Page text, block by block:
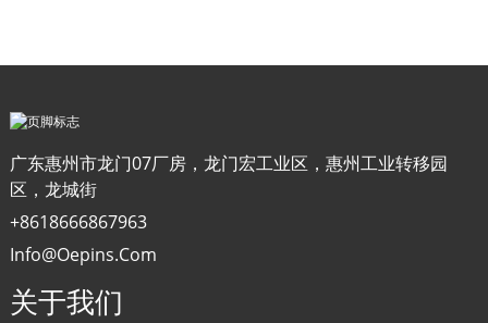
广东惠州市龙门07厂房，龙门宏工业区，惠州工业转移园
区，龙城街
+8618666867963
Info@oepins.com
关于我们